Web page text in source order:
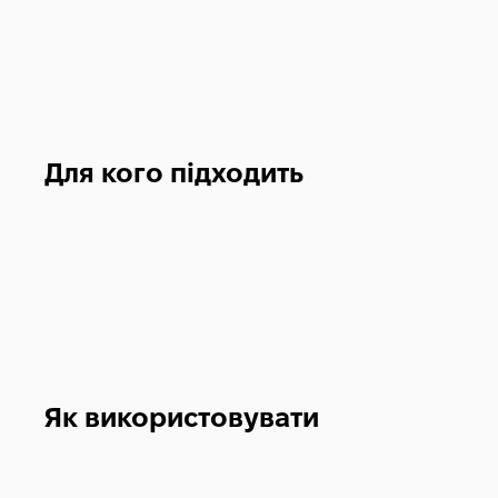
Для кого підходить
Як використовувати